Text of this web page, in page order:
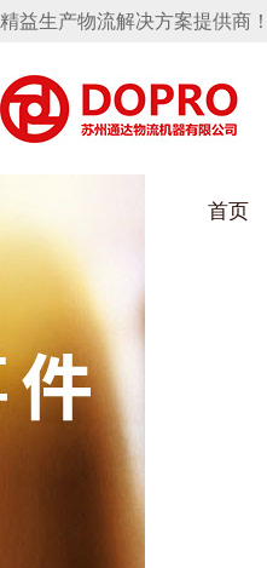
精益生产物流解决方案提供商！
首页
葫芦娃下载最污架
保险杠料架
消声器料架
车
桶水箱支架
行业